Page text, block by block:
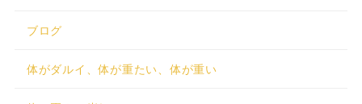
ブログ
体がダルイ、体が重たい、体が重い